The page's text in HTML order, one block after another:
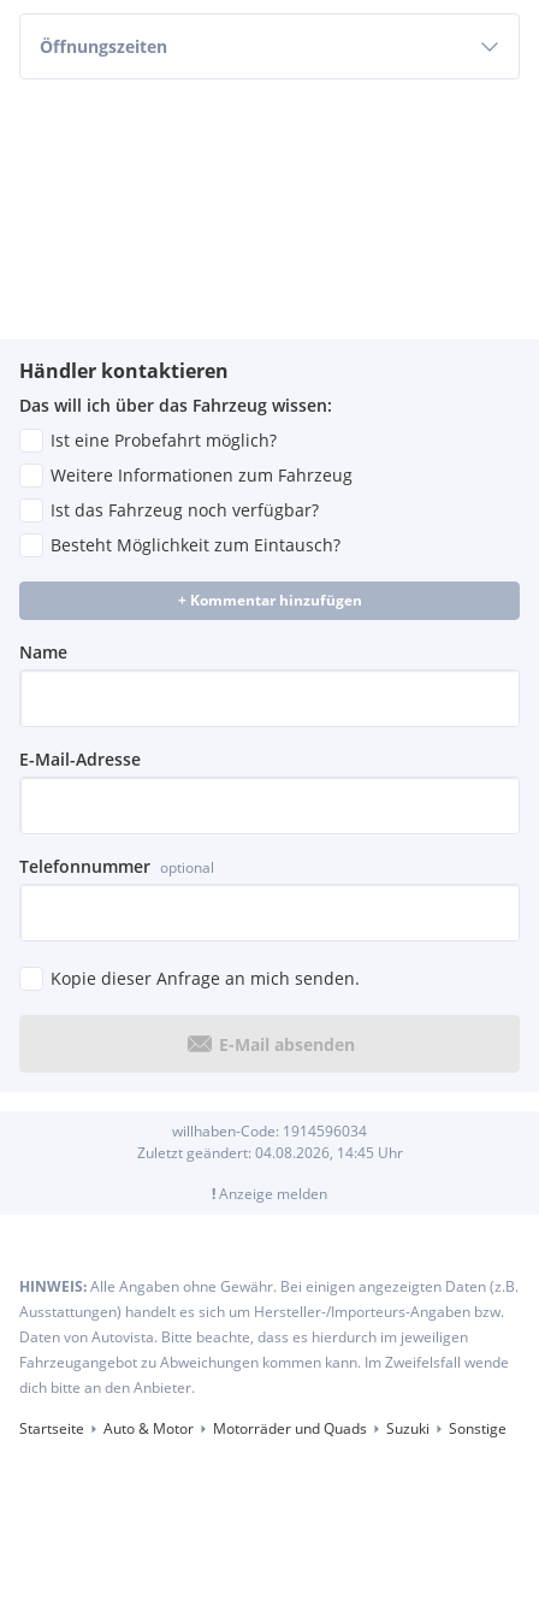
Öffnungszeiten
Händler kontaktieren
Das will ich über das Fahrzeug wissen:
Ist eine Probefahrt möglich?
Weitere Informationen zum Fahrzeug
Ist das Fahrzeug noch verfügbar?
Besteht Möglichkeit zum Eintausch?
+ Kommentar hinzufügen
Name
E-Mail-Adresse
Telefonnummer optional
Kopie dieser Anfrage an mich senden.
E-Mail absenden
willhaben-Code: 1914596034
Zuletzt geändert: 04.08.2026, 14:45 Uhr
!Anzeige melden
HINWEIS:Alle Angaben ohne Gewähr. Bei einigen angezeigten Daten (z.B.
Ausstattungen) handelt es sich um Hersteller-/Importeurs-Angaben bzw.
Daten von Autovista. Bitte beachte, dass es hierdurch im jeweiligen
Fahrzeugangebot zu Abweichungen kommen kann. Im Zweifelsfall wende
dich bitte an den Anbieter.
Startseite
Auto & Motor Motorräder und Quads Suzuki Sonstige